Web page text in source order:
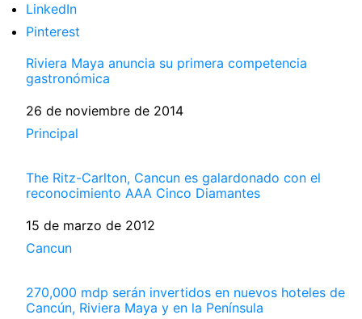
LinkedIn
Pinterest
Riviera Maya anuncia su primera competencia
gastronómica
Fecha
26 de noviembre de 2014
Respecto a
Principal
The Ritz-Carlton, Cancun es galardonado con el
reconocimiento AAA Cinco Diamantes
Fecha
15 de marzo de 2012
Respecto a
Cancun
270,000 mdp serán invertidos en nuevos hoteles de
Cancún, Riviera Maya y en la Península